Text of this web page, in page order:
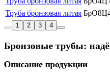
Труба бронзовая литая
1
2 3 4
Бронзовые трубы:
Описание продукции